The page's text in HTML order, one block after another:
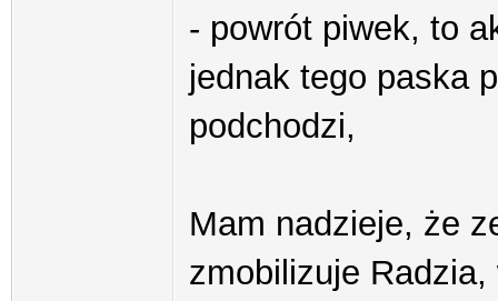
- powrót piwek, to
jednak tego paska
podchodzi,
Mam nadzieje, że
zmobilizuje